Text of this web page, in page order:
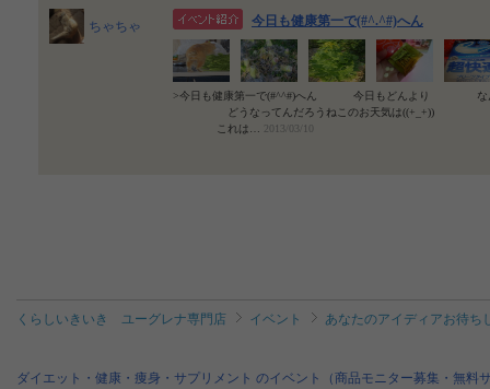
ちゃちゃ 今日も健康第一で(#^.^#)へん
>今日も健康第一で(#^^#)へん 今日もどんより なんと
どうなってんだろうねこのお天気は((+_+))
これは…
2013/03/10
くらしいきいき ユーグレナ専門店 イベント あなたのアイディアお待
ダイエット・健康・痩身・サプリメント のイベント（商品モニター募集・無料